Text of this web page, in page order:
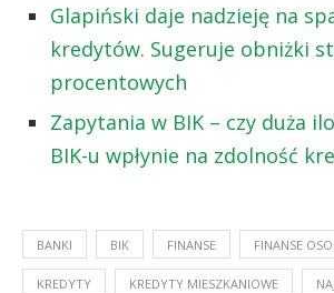
Glapiński daje nadzieję na
kredytów. Sugeruje obniżki
procentowych
Zapytania w BIK – czy duża
BIK-u wpłynie na zdolność
BANKI BIK FINANSE FINANSE
KREDYTY KREDYTY MIESZKANIOWE